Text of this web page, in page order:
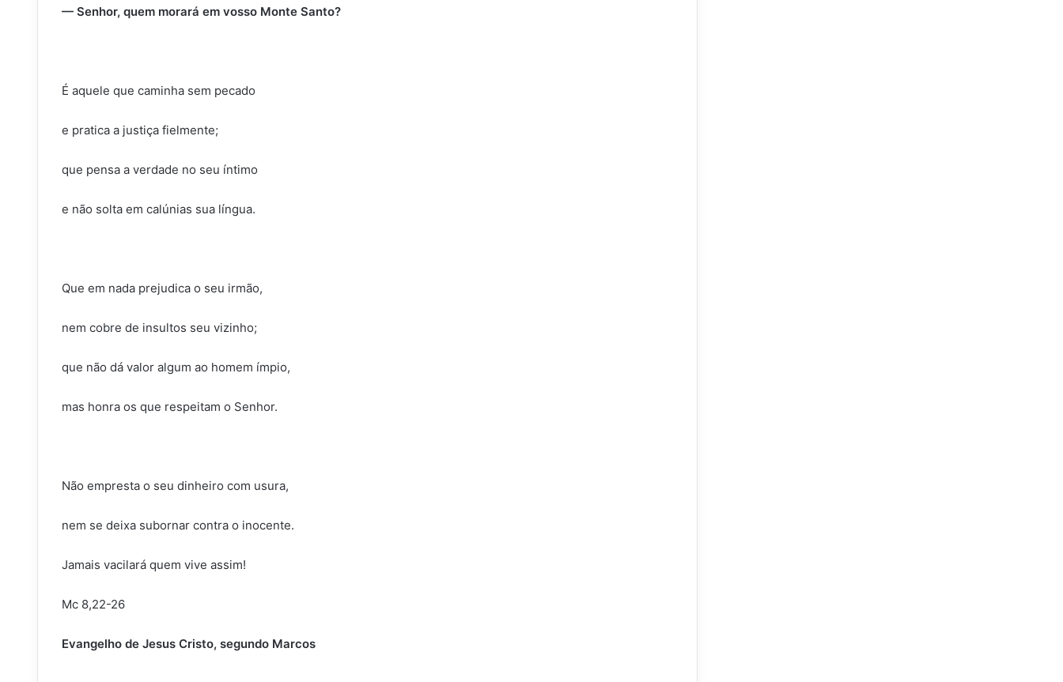
— Senhor, quem morará em vosso Monte Santo?
É aquele que caminha sem pecado
e pratica a justiça fielmente;
que pensa a verdade no seu íntimo
e não solta em calúnias sua língua.
Que em nada prejudica o seu irmão,
nem cobre de insultos seu vizinho;
que não dá valor algum ao homem ímpio,
mas honra os que respeitam o Senhor.
Não empresta o seu dinheiro com usura,
nem se deixa subornar contra o inocente.
Jamais vacilará quem vive assim!
Mc 8,22-26
Evangelho de Jesus Cristo, segundo Marcos